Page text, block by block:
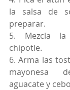
la salsa de
preparar.
5. Mezcla
chipotle.
6. Arma las
mayonesa
aguacate y